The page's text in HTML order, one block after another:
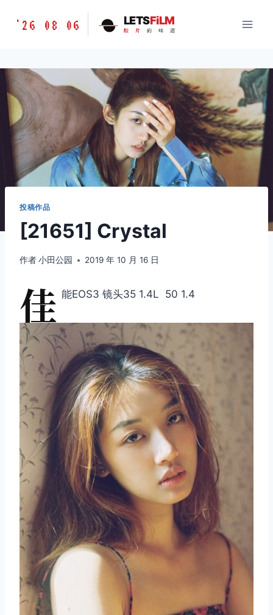
胶
味
道
LETSFILM
'26 08 06 LETSFiLM
胶 片 的 味 道
投稿作品
[21651] Crystal
作者小田公园 2019 年 10 月 16 日
佳 能EOS3 镜头35 1.4L 50 1.4